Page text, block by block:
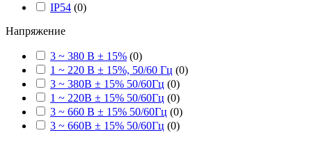
IP54 (0)
Напряжение
3 ~ 380 В ± 15% (0)
1 ~ 220 В ± 15%, 50/60 Гц (0)
3 ~ 380В ± 15% 50/60Гц (0)
1 ~ 220В ± 15% 50/60Гц (0)
3 ~ 660 В ± 15% 50/60Гц (0)
3 ~ 660В ± 15% 50/60Гц (0)